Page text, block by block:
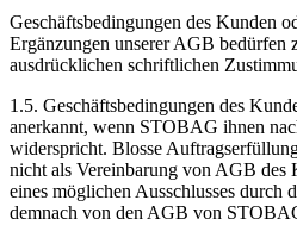
Geschäftsbedingungen des Kunden
Ergänzungen unserer AGB bedürfen
ausdrücklichen schriftlichen
1.5. Geschäftsbedingungen des
anerkannt, wenn STOBAG ihnen
widerspricht. Blosse
nicht als Vereinbarung von AGB des
eines möglichen Ausschlusses durch
demnach von den AGB von